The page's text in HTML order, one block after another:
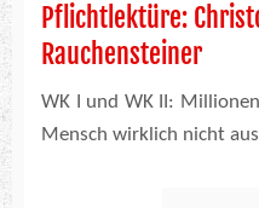
Pflichtlektüre:
Rauchensteiner
WK I und WK II:
Mensch wirklich nicht